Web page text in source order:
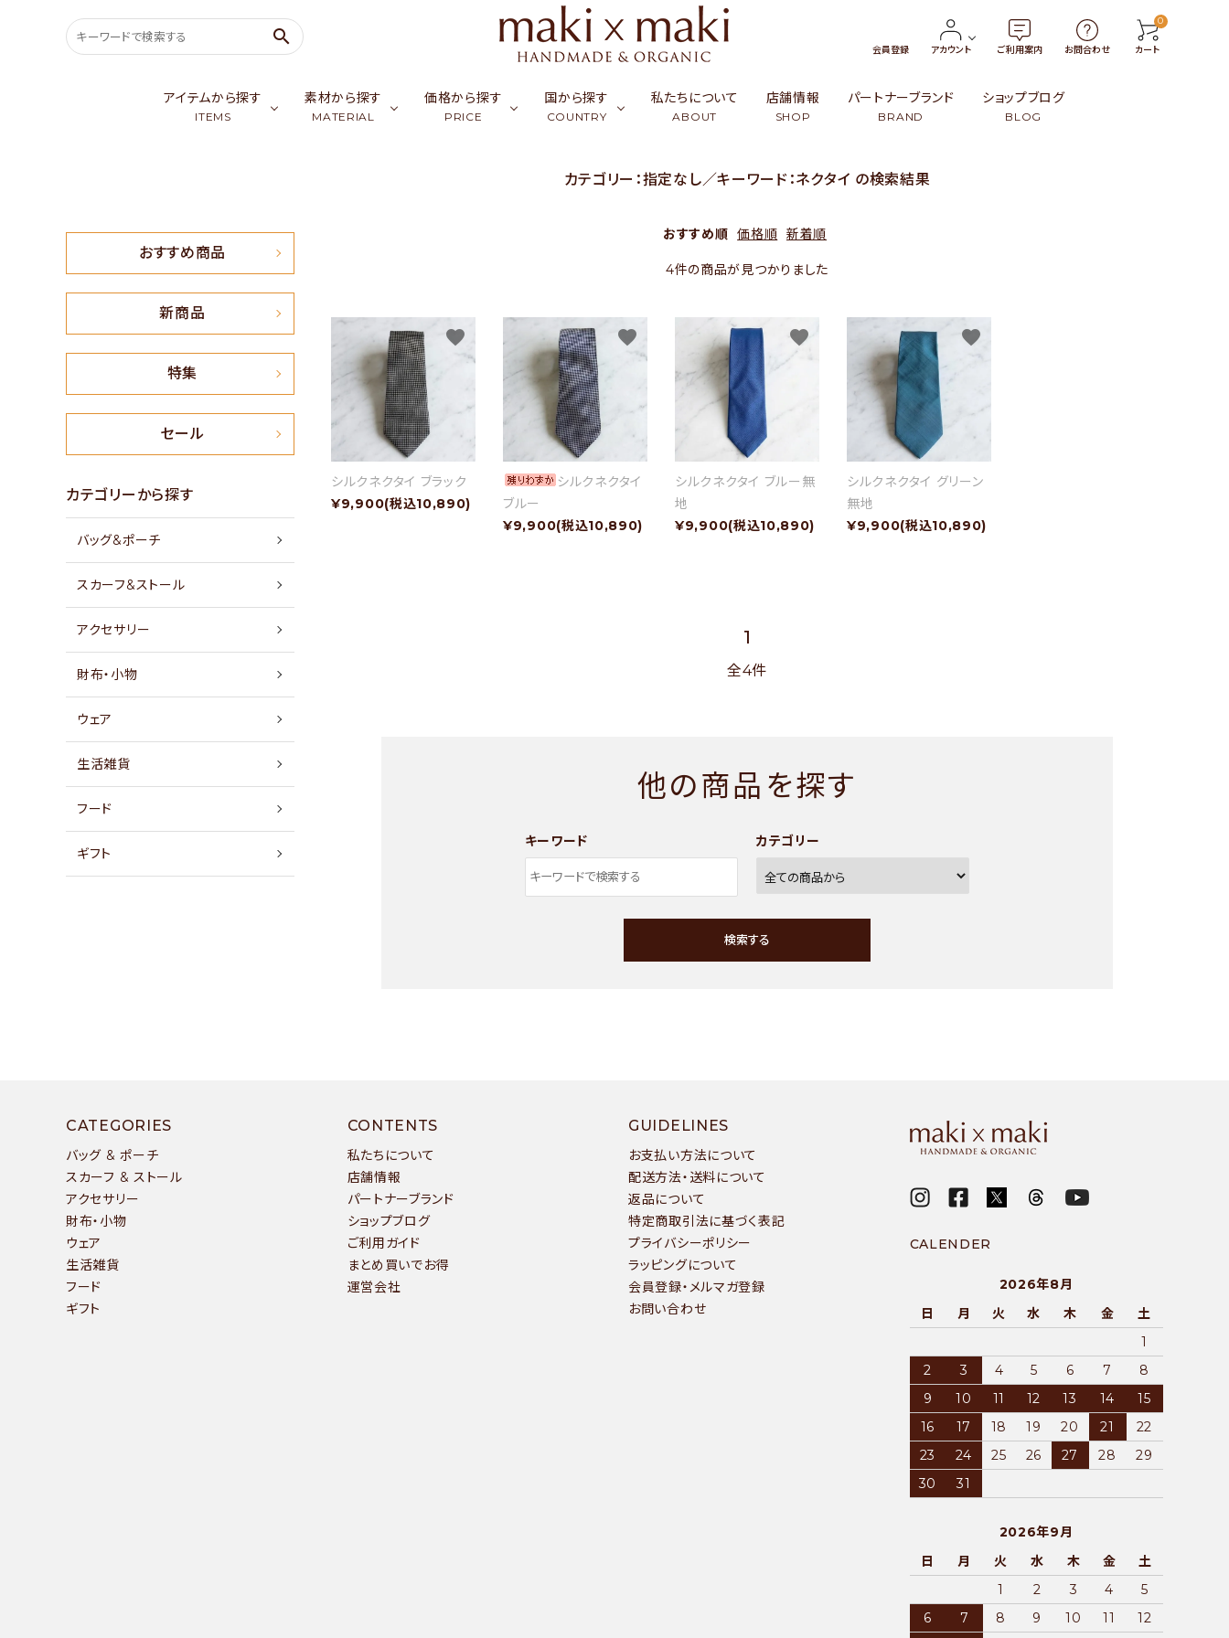
search
会員登録 アカウント ご利用案内 お問合わせ
0
カート
アイテムから探す
ITEMS
アクセサリー
ウェア ギフト
素材から探す
MATERIAL
竹（バンブー）・籐（ラタン）・葦
価格から探す
PRICE
￥10,000〜￥14,999
国から探す
COUNTRY
バングラデシュ
私たちについて
ABOUT
店舗情報
SHOP
パートナーブランド
BRAND
ショップブログ
BLOG
person 新規会員登録
おすすめ商品
新商品
特集
価格から探す
国から探す
私たちについて
- 返品について
- 特定商取引法に基づく表記
- プライバシーポリシー
- 会員登録・メルマガ登録
- 運営会社
- お問い合わせ
おすすめ商品
新商品
特集
セール
カテゴリーから探す
バッグ&ポーチ
スカーフ&ストール
アクセサリー
財布・小物
ウェア
生活雑貨
フード
ギフト
カテゴリー：指定なし／キーワード：ネクタイ の検索結果
おすすめ順 価格順 新着順
4件の商品が見つかりました
シルクネクタイ ブラック
¥9,900(税込10,890)
favorite
シルクネクタイ
ブルー
¥9,900(税込10,890)
favorite
シルクネクタイ ブルー無
地
¥9,900(税込10,890)
favorite
シルクネクタイ グリーン
無地
¥9,900(税込10,890)
favorite
1
全4件
他の商品を探す
キーワード カテゴリー
検索する
キーワード
カテゴリー
CATEGORIES
バッグ & ポーチ
スカーフ & ストール
アクセサリー
財布・小物
ウェア
生活雑貨
フード
ギフト
CONTENTS
私たちについて
店舗情報
パートナーブランド
ショップブログ
ご利用ガイド
まとめ買いでお得
運営会社
GUIDELINES
お支払い方法について
配送方法・送料について
返品について
特定商取引法に基づく表記
プライバシーポリシー
ラッピングについて
会員登録・メルマガ登録
お問い合わせ
CALENDER
2026年8月
日
月 火 水 木 金
土
1
2
3 4 5 6 7
8
9
10 11 12 13 14
15
16
17 18 19 20 21
22
23
24 25 26 27 28
29
30
31
2026年9月
日
月 火 水 木 金
土
1
2 3 4
5
6
7 8 9 10 11 12